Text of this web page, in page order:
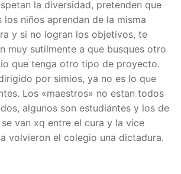
la diversidad, pretenden que
los niños aprendan de la misma
y si no logran los objetivos, te
muy sutilmente a que busques otro
que tenga otro tipo de proyecto.
por simios, ya no es lo que
Los «maestros» no estan todos
algunos son estudiantes y los de
van xq entre el cura y la vice
volvieron el colegio una dictadura.